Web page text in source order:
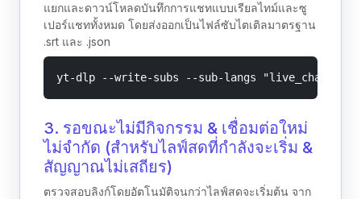
แยกและดาวน์โหลดบันทึกการแชทแบบเรียลไทม์และซู
เปอร์แชททั้งหมด โดยส่งออกเป็นไฟล์ซับไตเติลมาตรฐาน
.srt และ .json
yt-dlp --write-subs --sub-langs "live_chat" --
3. รอขณะไม่มีกิจกรรม & เชื่อมต่อใหม่
ไม่จำกัด (สำหรับไลฟ์สดที่กำลังจะเริ่ม &
สัญญาณไม่เสถียร)
ตรวจสอบลิงก์โดยอัตโนมัติจนกว่าไลฟ์สดจะเริ่มต้น จาก